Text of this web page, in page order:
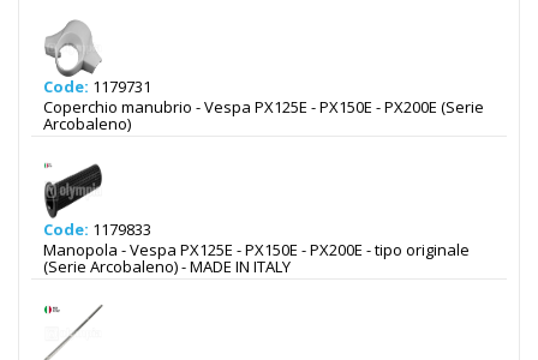
Code: 1179731
Coperchio manubrio - Vespa PX125E - PX150E - PX200E (Serie
Arcobaleno)
Code: 1179833
Manopola - Vespa PX125E - PX150E - PX200E - tipo originale
(Serie Arcobaleno) - MADE IN ITALY